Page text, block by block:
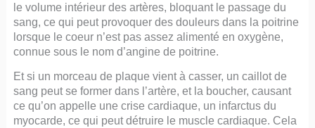
le volume intérieur des artères, bloquant le passage du
sang, ce qui peut provoquer des douleurs dans la poitrine
lorsque le coeur n’est pas assez alimenté en oxygène,
connue sous le nom d’angine de poitrine.
Et si un morceau de plaque vient à casser, un caillot de
sang peut se former dans l’artère, et la boucher, causant
ce qu’on appelle une crise cardiaque, un infarctus du
myocarde, ce qui peut détruire le muscle cardiaque. Cela